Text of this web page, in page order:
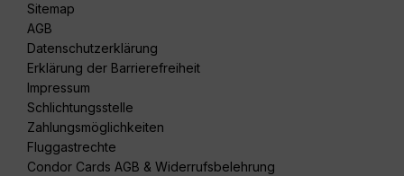
Sitemap
AGB
Datenschutzerklärung
Erklärung der Barrierefreiheit
Impressum
Schlichtungsstelle
Zahlungsmöglichkeiten
Fluggastrechte
Condor Cards AGB & Widerrufsbelehrung